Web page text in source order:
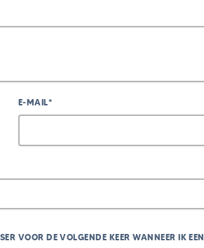
E-MAIL*
VOOR DE VOLGENDE KEER WANNEER IK EEN